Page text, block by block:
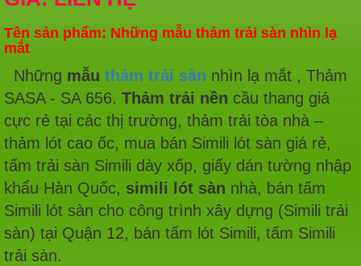
Tên sản phẩm: Những mẫu thảm trải sàn nhìn lạ
mắt
Những mẫu thảm trải sàn nhìn lạ mắt , Thảm
SASA - SA 656. Thảm trải nền cầu thang giá
cực rẻ tại các thị trường, thảm trải tòa nhà –
thảm lót cao ốc, mua bán Simili lót sàn giá rẻ,
tấm trải sàn Simili dày xốp, giấy dán tường nhập
khẩu Hàn Quốc, simili lót sàn nhà, bán tấm
Simili lót sàn cho công trình xây dựng (Simili trải
sàn) tại Quận 12, bán tấm lót Simili, tấm Simili
trải sàn.